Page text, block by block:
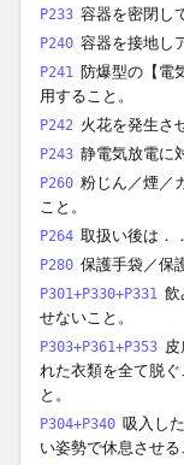
P233 容器を密閉し
P240 容器を接地し
P241 防爆型の【電
用すること。
P242 火花を発生さ
P243 静電気放電に
P260 粉じん／煙／
こと。
P264 取扱い後は．
P280 保護手袋／保
P301+P330+P331 飲
せないこと。
P303+P361+P353
れた衣類を全て脱
と。
P304+P340 吸入し
い姿勢で休息させる